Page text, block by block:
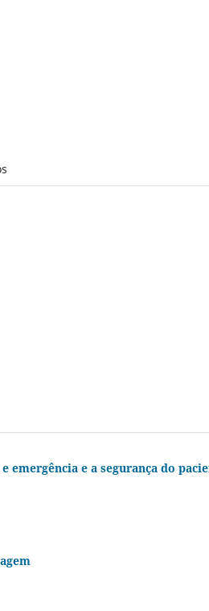
emergência e a segurança do